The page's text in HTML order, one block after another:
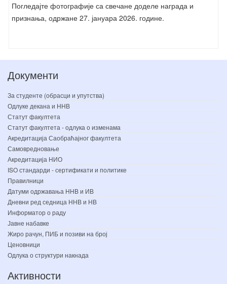
Погледајте фотографије са свечане доделе награда и
признања, одржане 27. јануара 2026. године.
Документи
За студенте (обрасци и упутства)
Одлуке декана и ННВ
Статут факултета
Статут факултета - одлука о изменама
Акредитација Саобраћајног факултета
Самовредновање
Акредитација НИО
ISO стандарди - сертификати и политике
Правилници
Датуми одржавања ННВ и ИВ
Дневни ред седница ННВ и НВ
Информатор о раду
Јавне набавке
Жиро рачун, ПИБ и позиви на број
Ценовници
Одлука о структури накнада
Активности